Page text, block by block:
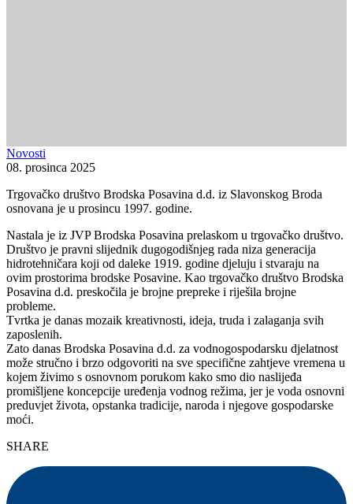
Novosti
08. prosinca 2025
Trgovačko društvo Brodska Posavina d.d. iz Slavonskog Broda
osnovana je u prosincu 1997. godine.
Nastala je iz JVP Brodska Posavina prelaskom u trgovačko društvo.
Društvo je pravni slijednik dugogodišnjeg rada niza generacija
hidrotehničara koji od daleke 1919. godine djeluju i stvaraju na
ovim prostorima brodske Posavine. Kao trgovačko društvo Brodska
Posavina d.d. preskočila je brojne prepreke i riješila brojne
probleme.
Tvrtka je danas mozaik kreativnosti, ideja, truda i zalaganja svih
zaposlenih.
Zato danas Brodska Posavina d.d. za vodnogospodarsku djelatnost
može stručno i brzo odgovoriti na sve specifične zahtjeve vremena u
kojem živimo s osnovnom porukom kako smo dio naslijeđa
promišljene koncepcije uređenja vodnog režima, jer je voda osnovni
preduvjet života, opstanka tradicije, naroda i njegove gospodarske
moći.
SHARE